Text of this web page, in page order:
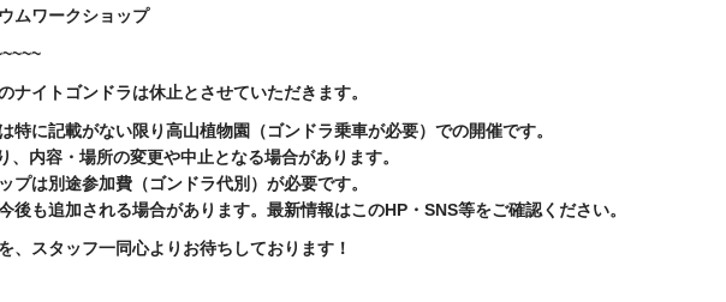
ワークショップ
ナイトゴンドラは休止とさせていただきます。
特に記載がない限り高山植物園（ゴンドラ乗車が必要）での開催です。
、内容・場所の変更や中止となる場合があります。
プは別途参加費（ゴンドラ代別）が必要です。
後も追加される場合があります。最新情報はこのHP・SNS等をご確認ください。
、スタッフ一同心よりお待ちしております！